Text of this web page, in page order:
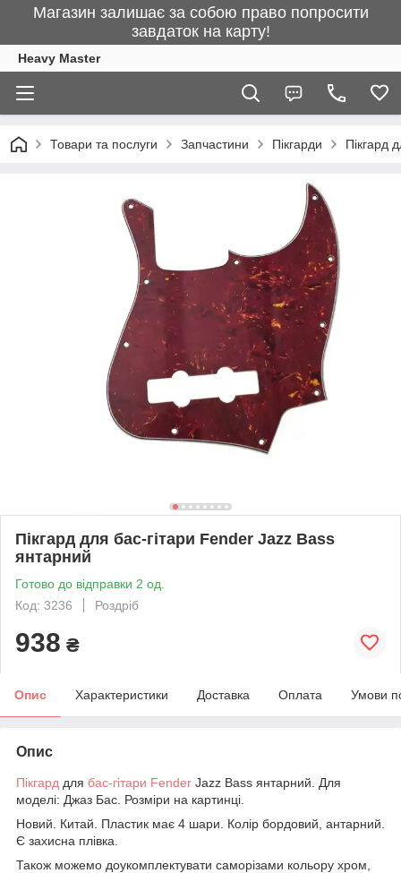
Магазин залишає за собою право попросити
завдаток на карту!
Heavy Master
Товари та послуги Запчастини Пікгарди Пікгард
Пікгард для бас-гітари Fender Jazz Bass
янтарний
Готово до відправки 2 од.
Код: 3236
Роздріб
938 ₴
Опис Характеристики Доставка Оплата Умови
Опис
Пікгард для бас-гітари Fender Jazz Bass янтарний. Для
моделі: Джаз Бас. Розміри на картинці.
Новий. Китай. Пластик має 4 шари. Колір бордовий, антарний.
Є захисна плівка.
Також можемо доукомплектувати саморізами кольору хром,